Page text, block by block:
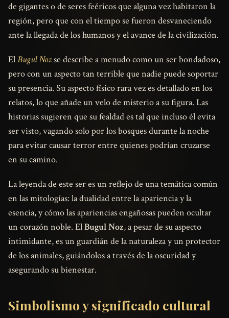
de gigantes o de seres feéricos que alguna vez habitaron la
región, pero que con el tiempo se fueron desvaneciendo
ante la llegada de los humanos y el avance de la civilización.
ElBugul Nozse describe a menudo como un ser bondadoso,
pero con un aspecto tan terrible que nadie puede soportar
su presencia. Su aspecto físico rara vez es detallado en los
relatos, lo que añade un velo de misterio a su figura. Las
historias sugieren que su fealdad es tal que incluso él evita
ser visto, vagando solo por los bosques durante la noche
para evitar causar terror entre quienes podrían cruzarse
en su camino.
La leyenda de este ser es un reflejo de una temática común
en las mitologías: la dualidad entre la apariencia y la
esencia, y cómo las apariencias engañosas pueden ocultar
un corazón noble. ElBugul Noz, a pesar de su aspecto
intimidante, es un guardián de la naturaleza y un protector
de los animales, guiándolos a través de la oscuridad y
asegurando su bienestar.
Simbolismo y significado cultural